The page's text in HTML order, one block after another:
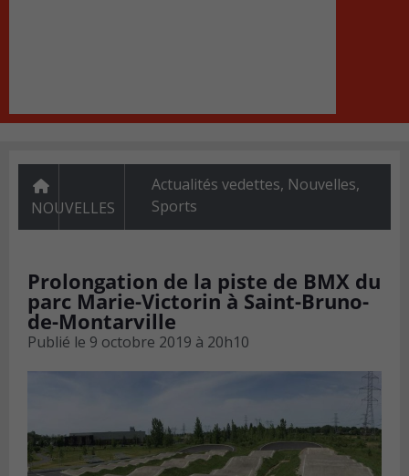
NOUVELLES
Actualités vedettes, Nouvelles,
Sports
Prolongation de la piste de BMX du
parc Marie-Victorin à Saint-Bruno-
de-Montarville
Publié le 9 octobre 2019 à 20h10